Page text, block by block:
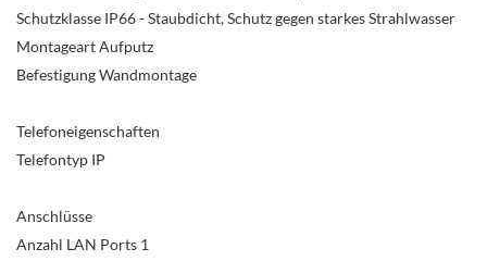
Schutzklasse IP66 - Staubdicht, Schutz gegen starkes Strahlwasser
Montageart Aufputz
Befestigung Wandmontage
Telefoneigenschaften
Telefontyp IP
Anschlüsse
Anzahl LAN Ports 1